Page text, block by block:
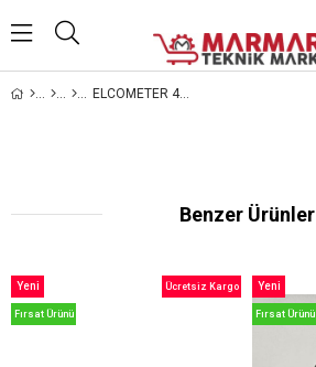
ELCOMETER 456 KAPLAMA KALINLIĞI ÖLÇÜM CİHAZI
Benzer Ürünler
Ücretsiz Kargo
Yeni
Ürün
Fırsat Ürünü
Yeni
Ürün
Fırsat Ürünü